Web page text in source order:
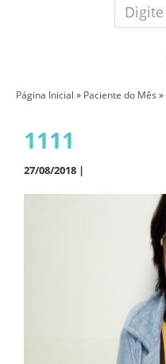
Página Inicial » Paciente do Mês »
1111
27/08/2018 |